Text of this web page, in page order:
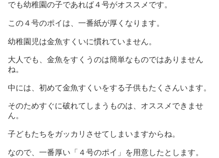
でも幼稚園の子であれば４号がオススメです。
この４号のポイは、一番紙が厚くなります。
幼稚園児は金魚すくいに慣れていません。
大人でも、金魚をすくうのは簡単なものではありません
ね。
中には、初めて金魚すくいをする子供もたくさんいます。
そのためすぐに破れてしまうものは、オススメできませ
ん。
子どもたちをガッカリさせてしまいますからね。
なので、一番厚い「４号のポイ」を用意したとします。